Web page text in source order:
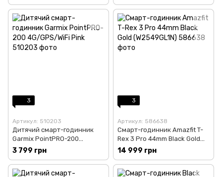
3
Артикул: 510203
Дитячий смарт-годинник
Garmix PointPRO-200
4G/GPS/WiFi Pink
3 799 грн
3
Артикул: 586638
Смарт-годинник Amazfit T-
Rex 3 Pro 44mm Black Gold
(W2549GL1N)
14 999 грн